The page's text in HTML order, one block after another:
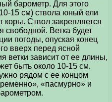
барометр. Для этого
15 см) ствола юный ели
коры. Ствол закрепляется
свободной. Ветка будет
погоды, опуская конец
вверх перед ясной
ветки зависит от ее длины,
быть около 10-15 см.
рядом с ее концом
«пасмурно» и